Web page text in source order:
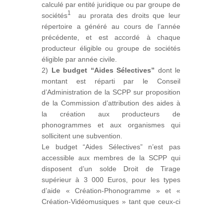
calculé par entité juridique ou par groupe de
sociétés1
au prorata des droits que leur
répertoire a généré au cours de l’année
précédente, et est accordé à chaque
producteur éligible ou groupe de sociétés
éligible par année civile.
2) Le budget “Aides Sélectives” dont le
montant est réparti par le Conseil
d’Administration de la SCPP sur proposition
de la Commission d’attribution des aides à
la création aux producteurs de
phonogrammes et aux organismes qui
sollicitent une subvention.
Le budget “Aides Sélectives” n’est pas
accessible aux membres de la SCPP qui
disposent d’un solde Droit de Tirage
supérieur à 3 000 Euros, pour les types
d’aide « Création-Phonogramme » et «
Création-Vidéomusiques » tant que ceux-ci